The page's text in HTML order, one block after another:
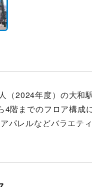
（2024年度）の大和
4階までのフロア構成
パレルなどバラエテ